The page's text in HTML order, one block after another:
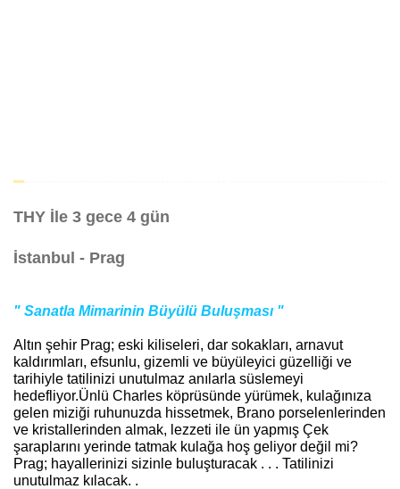
THY İle 3 gece 4 gün
İstanbul - Prag
" Sanatla Mimarinin Büyülü Buluşması "
Altın şehir Prag; eski kiliseleri, dar sokakları, arnavut
kaldırımları, efsunlu, gizemli ve büyüleyici güzelliği ve
tarihiyle tatilinizi unutulmaz anılarla süslemeyi
hedefliyor.Ünlü Charles köprüsünde yürümek, kulağınıza
gelen miziği ruhunuzda hissetmek, Brano porselenlerinden
ve kristallerinden almak, lezzeti ile ün yapmış Çek
şaraplarını yerinde tatmak kulağa hoş geliyor değil mi?
Prag; hayallerinizi sizinle buluşturacak . . . Tatilinizi
unutulmaz kılacak. .